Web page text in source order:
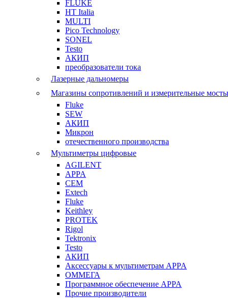
FLUKE
HT Italia
MULTI
Pico Technology
SONEL
Testo
АКИП
преобразователи тока
Лазерные дальномеры
Магазины сопротивлений и измерительные мосты
Fluke
SEW
АКИП
Микрон
отечественного производства
Мультиметры цифровые
AGILENT
APPA
CEM
Extech
Fluke
Keithley
PROTEK
Rigol
Tektronix
Testo
АКИП
Аксессуары к мультиметрам APPA
ОММЕГА
Программное обеспечение APPA
Прочие производители